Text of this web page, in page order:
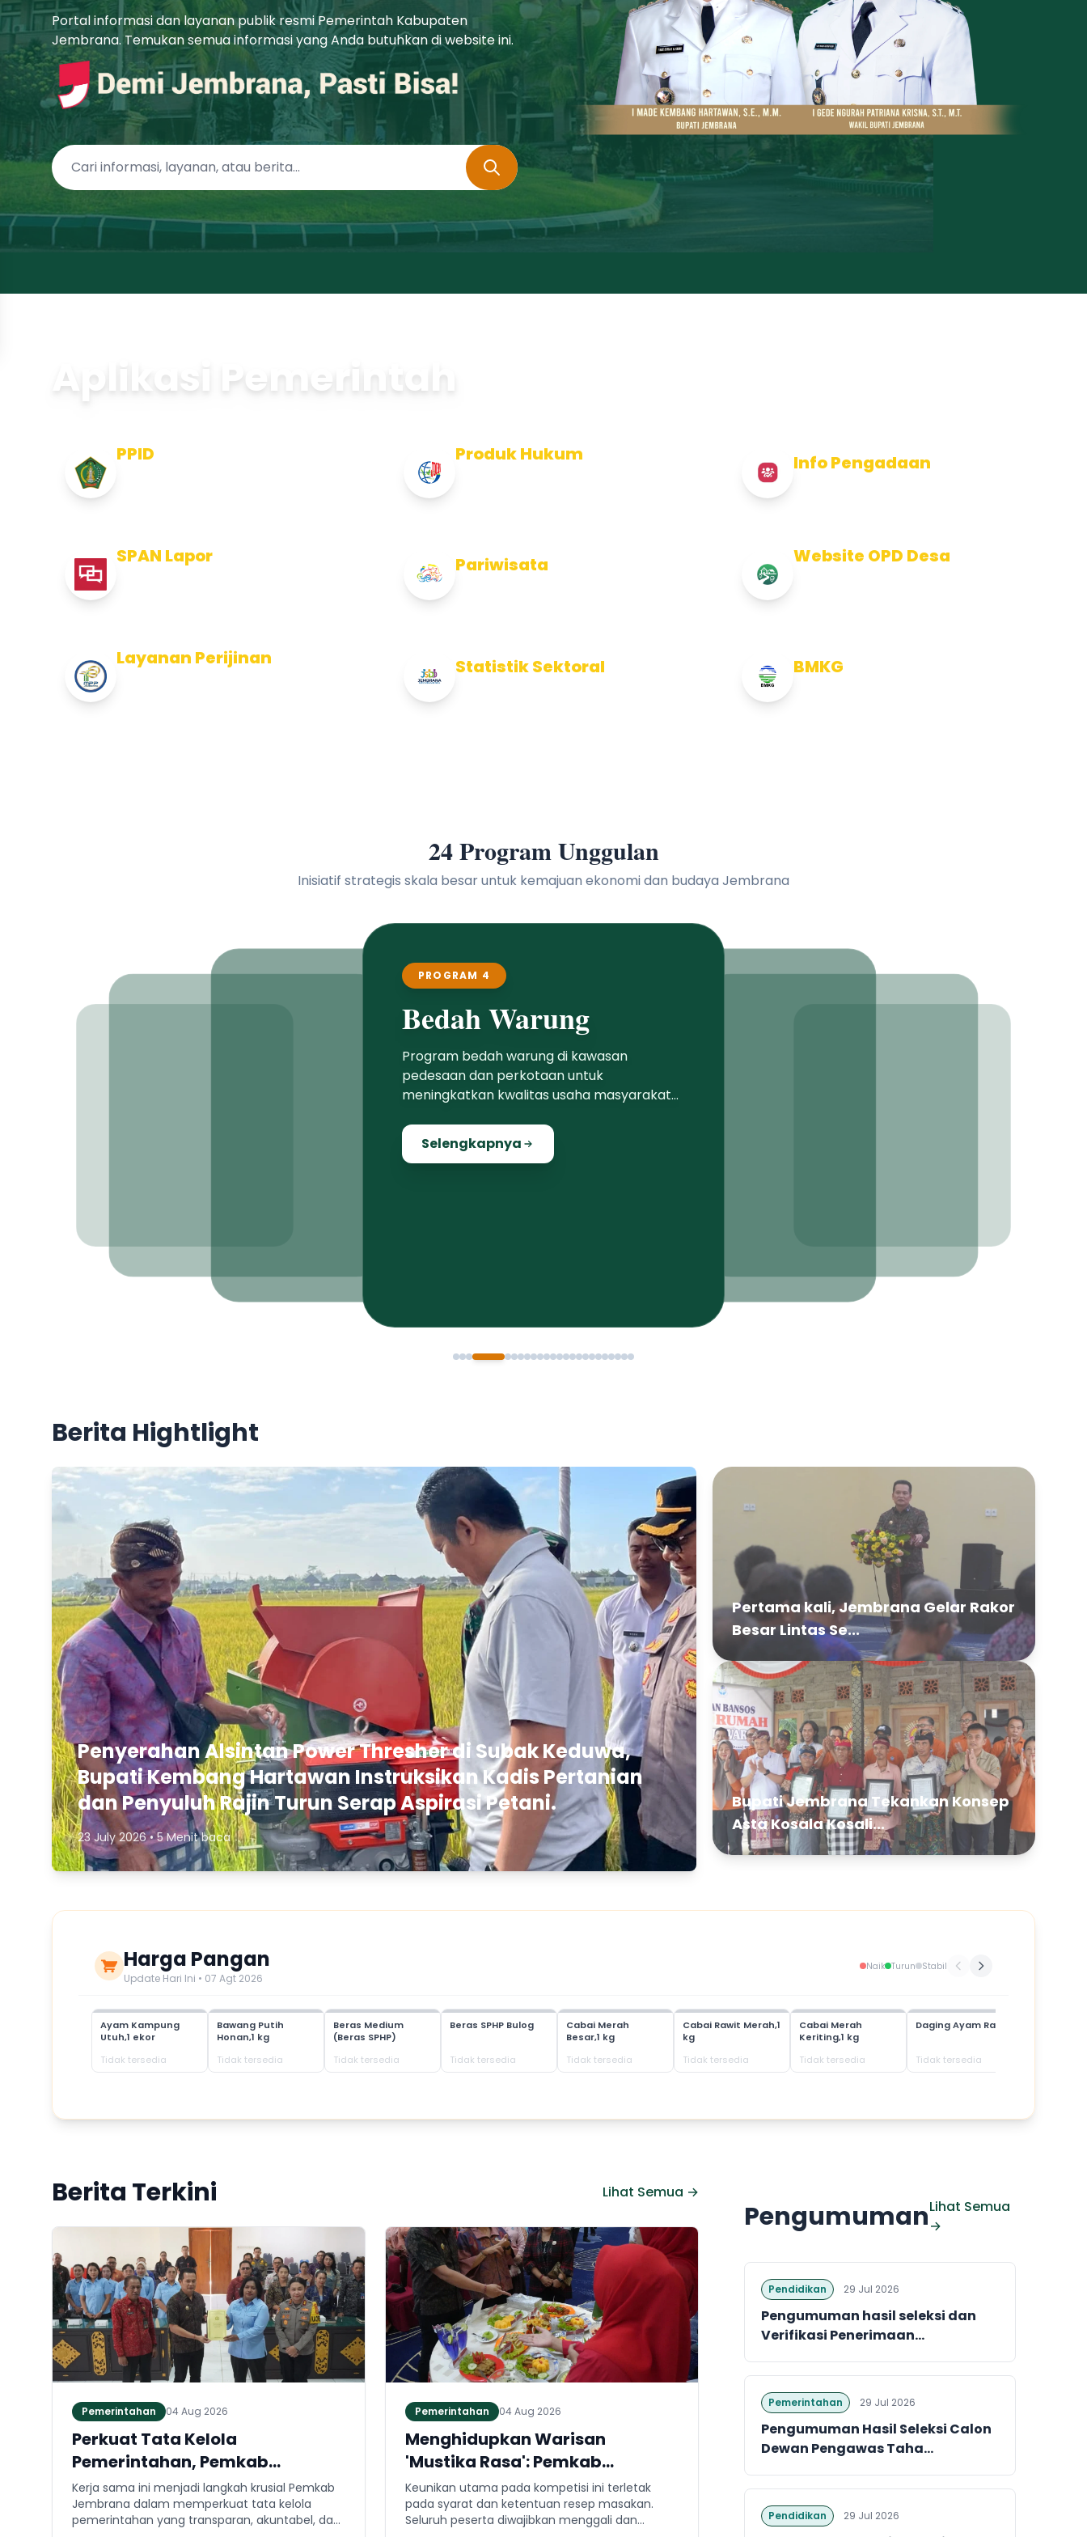
Portal informasi dan layanan publik resmi Pemerintah Kabupaten
Jembrana. Temukan semua informasi yang Anda butuhkan di website ini.
Aplikasi Pemerintah
PPID Produk Hukum Info Pengadaan
SPAN Lapor Pariwisata Website OPD Desa
Layanan Perijinan Statistik Sektoral BMKG
24 Program Unggulan
Inisiatif strategis skala besar untuk kemajuan ekonomi dan budaya Jembrana
PROGRAM 4
Bedah Warung
Program bedah warung di kawasan
pedesaan dan perkotaan untuk
meningkatkan kwalitas usaha masyarakat
Selengkapnya
Berita Hightlight
Penyerahan Alsintan Power Thresher di Subak Keduwa,
Bupati Kembang Hartawan Instruksikan Kadis Pertanian
dan Penyuluh Rajin Turun Serap Aspirasi Petani.
23 July 2026 • 5 Menit baca
Pertama kali, Jembrana Gelar Rakor
Besar Lintas Se...
Bupati Jembrana Tekankan Konsep
Asta Kosala Kosali...
Harga Pangan
Update Hari Ini • 07 Agt 2026
Naik Turun Stabil
Ayam Kampung
Utuh,1 ekor
Tidak tersedia
Bawang Putih
Honan,1 kg
Tidak tersedia
Beras Medium
(Beras SPHP)
Tidak tersedia
Beras SPHP Bulog
Tidak tersedia
Cabai Merah
Besar,1 kg
Tidak tersedia
Cabai Rawit Merah,1
kg
Tidak tersedia
Cabai Merah
Keriting,1 kg
Tidak tersedia
Daging Ayam Ras
Tidak tersedia
Berita Terkini Lihat Semua →
Pemerintahan 04 Aug 2026
Perkuat Tata Kelola
Pemerintahan, Pemkab
Jembrana dan Kejari Jembrana
Sepakati Kerja Sama Hukum
Datun
Kerja sama ini menjadi langkah krusial Pemkab
Jembrana dalam memperkuat tata kelola
pemerintahan yang transparan, akuntabel, dan
Pemerintahan 04 Aug 2026
Menghidupkan Warisan
'Mustika Rasa': Pemkab
Jembrana Gali Keteladanan
Bung Karno Lewat Lomba Cipta
Menu Kuliner
Keunikan utama pada kompetisi ini terletak
pada syarat dan ketentuan resep masakan.
Seluruh peserta diwajibkan menggali dan
PengumumanLihat Semua
→
Pendidikan 29 Jul 2026
Pengumuman hasil seleksi dan
Verifikasi Penerimaan...
Pemerintahan 29 Jul 2026
Pengumuman Hasil Seleksi Calon
Dewan Pengawas Taha...
Pendidikan 29 Jul 2026